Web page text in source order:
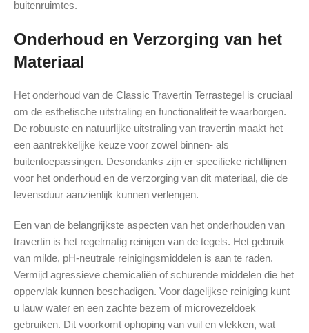
buitenruimtes.
Onderhoud en Verzorging van het
Materiaal
Het onderhoud van de Classic Travertin Terrastegel is cruciaal
om de esthetische uitstraling en functionaliteit te waarborgen.
De robuuste en natuurlijke uitstraling van travertin maakt het
een aantrekkelijke keuze voor zowel binnen- als
buitentoepassingen. Desondanks zijn er specifieke richtlijnen
voor het onderhoud en de verzorging van dit materiaal, die de
levensduur aanzienlijk kunnen verlengen.
Een van de belangrijkste aspecten van het onderhouden van
travertin is het regelmatig reinigen van de tegels. Het gebruik
van milde, pH-neutrale reinigingsmiddelen is aan te raden.
Vermijd agressieve chemicaliën of schurende middelen die het
oppervlak kunnen beschadigen. Voor dagelijkse reiniging kunt
u lauw water en een zachte bezem of microvezeldoek
gebruiken. Dit voorkomt ophoping van vuil en vlekken, wat